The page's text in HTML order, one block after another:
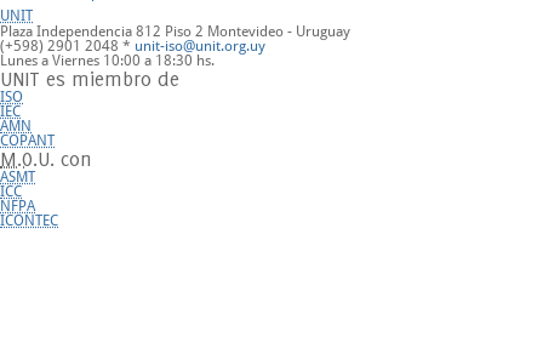
UNIT
Plaza Independencia 812 Piso 2 Montevideo - Uruguay
(+598) 2901 2048 * unit-iso@unit.org.uy
Lunes a Viernes 10:00 a 18:30 hs.
UNIT es miembro de
ISO
IEC
AMN
COPANT
M.O.U. con
ASMT
ICC
NFPA
ICONTEC